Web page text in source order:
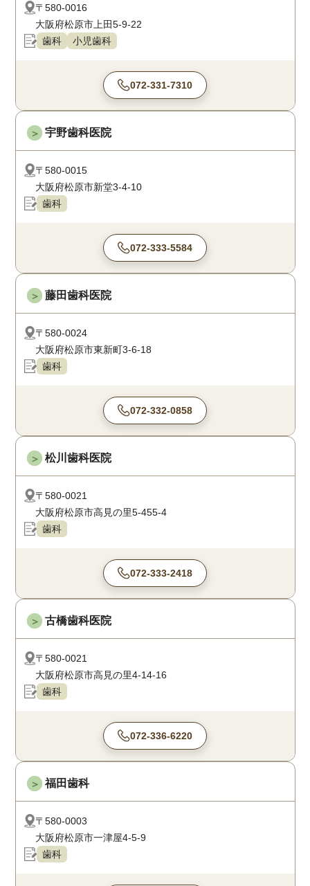
〒580-0016
大阪府松原市上田5-9-22
歯科
小児歯科
072-331-7310
＞ 宇野歯科医院
〒580-0015
大阪府松原市新堂3-4-10
歯科
072-333-5584
＞ 藤田歯科医院
〒580-0024
大阪府松原市東新町3-6-18
歯科
072-332-0858
＞ 松川歯科医院
〒580-0021
大阪府松原市高見の里5-455-4
歯科
072-333-2418
＞ 古橋歯科医院
〒580-0021
大阪府松原市高見の里4-14-16
歯科
072-336-6220
＞ 福田歯科
〒580-0003
大阪府松原市一津屋4-5-9
歯科